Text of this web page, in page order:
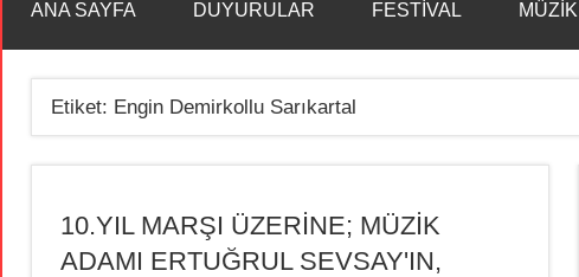
ANA SAYFA DUYURULAR FESTİVAL MÜZİK
Etiket: Engin Demirkollu Sarıkartal
10.YIL MARŞI ÜZERİNE; MÜZİK
ADAMI ERTUĞRUL SEVSAY'IN,